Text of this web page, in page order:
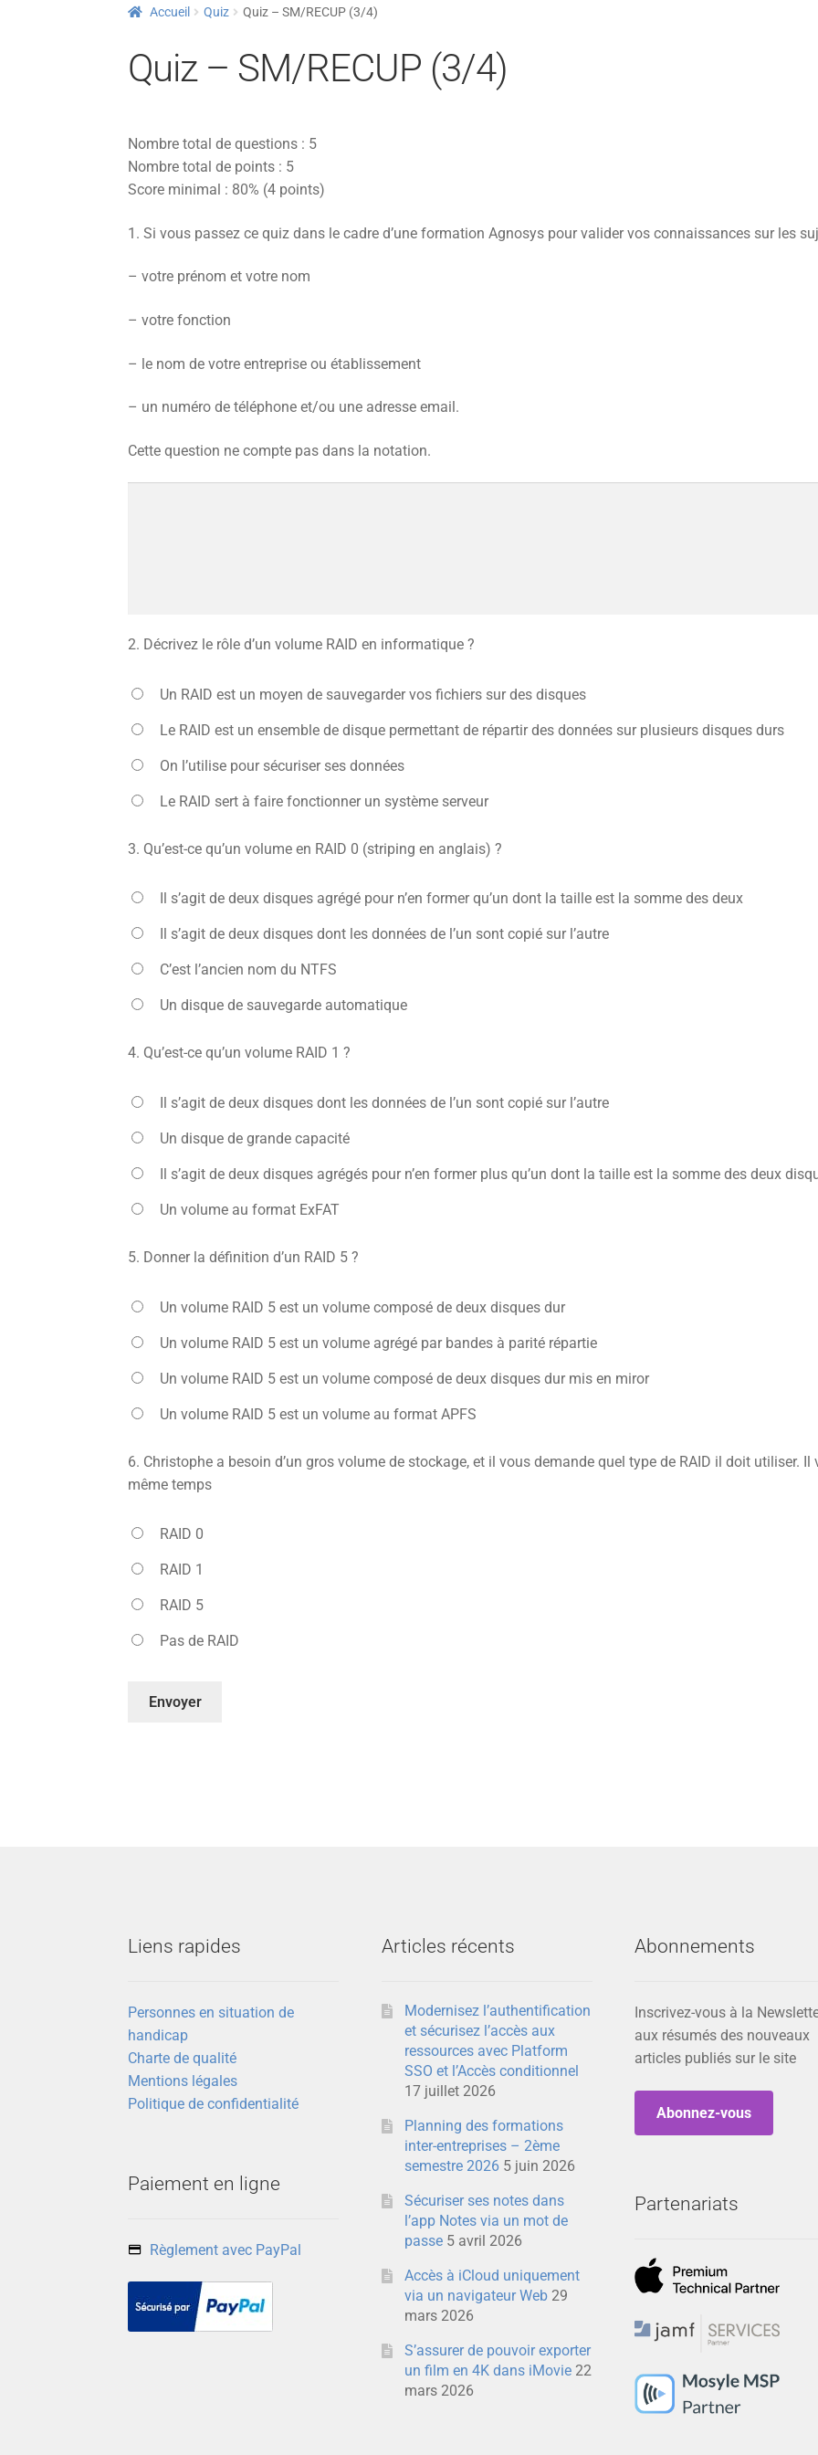
Accueil Quiz Quiz – SM/RECUP (3/4)
Quiz – SM/RECUP (3/4)
Nombre total de questions : 5
Nombre total de points : 5
Score minimal : 80% (4 points)
1.Si vous passez ce quiz dans le cadre d’une formation Agnosys pour valider vos connaissances sur les
– votre prénom et votre nom
– votre fonction
– le nom de votre entreprise ou établissement
– un numéro de téléphone et/ou une adresse email.
Cette question ne compte pas dans la notation.
2. Décrivez le rôle d’un volume RAID en informatique ?
Un RAID est un moyen de sauvegarder vos fichiers sur des disques
Le RAID est un ensemble de disque permettant de répartir des données sur plusieurs disques durs
On l’utilise pour sécuriser ses données
Le RAID sert à faire fonctionner un système serveur
3. Qu’est-ce qu’un volume en RAID 0 (striping en anglais) ?
Il s’agit de deux disques agrégé pour n’en former qu’un dont la taille est la somme des deux
Il s’agit de deux disques dont les données de l’un sont copié sur l’autre
C’est l’ancien nom du NTFS
Un disque de sauvegarde automatique
4. Qu’est-ce qu’un volume RAID 1 ?
Il s’agit de deux disques dont les données de l’un sont copié sur l’autre
Un disque de grande capacité
Il s’agit de deux disques agrégés pour n’en former plus qu’un dont la taille est la somme des deux
Un volume au format ExFAT
5. Donner la définition d’un RAID 5 ?
Un volume RAID 5 est un volume composé de deux disques dur
Un volume RAID 5 est un volume agrégé par bandes à parité répartie
Un volume RAID 5 est un volume composé de deux disques dur mis en miror
Un volume RAID 5 est un volume au format APFS
6. Christophe a besoin d’un gros volume de stockage, et il vous demande quel type de RAID il doit utiliser.
même temps
RAID 0
RAID 1
RAID 5
Pas de RAID
Liens rapides
Personnes en situation de
handicap
Charte de qualité
Mentions légales
Politique de confidentialité
Paiement en ligne
Règlement avec PayPal
Articles récents
Modernisez l’authentification
et sécurisez l’accès aux
ressources avec Platform
SSO et l’Accès conditionnel
17 juillet 2026
Planning des formations
inter-entreprises – 2ème
semestre 2026 5 juin 2026
Sécuriser ses notes dans
l’app Notes via un mot de
passe 5 avril 2026
Accès à iCloud uniquement
via un navigateur Web 29
mars 2026
S’assurer de pouvoir exporter
un film en 4K dans iMovie 22
mars 2026
Abonnements
Inscrivez-vous à la
aux résumés des nouveaux
articles publiés sur le site
Abonnez-vous
Partenariats